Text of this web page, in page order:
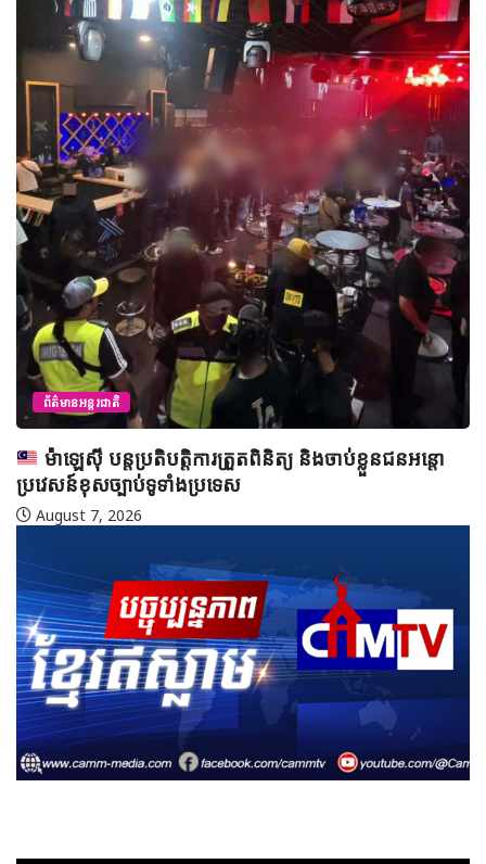
ព័ត៌មានអន្តរជាតិ
ម៉ាឡេស៊ី បន្តប្រតិបត្តិការត្រួតពិនិត្យ និងចាប់ខ្លួនជនអន្តោ
ប្រវេសន៍ខុសច្បាប់ទូទាំងប្រទេស
August 7, 2026